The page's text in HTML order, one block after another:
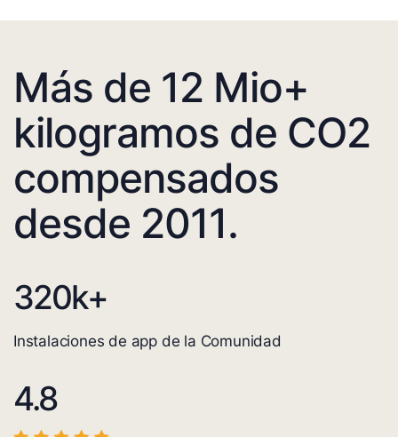
Más de 12 Mio+
kilogramos de CO2
compensados
desde 2011.
320k+
Instalaciones de app de la Comunidad
4.8